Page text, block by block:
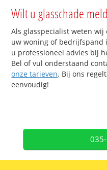
Wilt u glasschade
Als glasspecialist weten
uw woning of bedrijfspand
u professioneel advies bij
Bel of vul onderstaand
onze tarieven. Bij ons
eenvoudig!